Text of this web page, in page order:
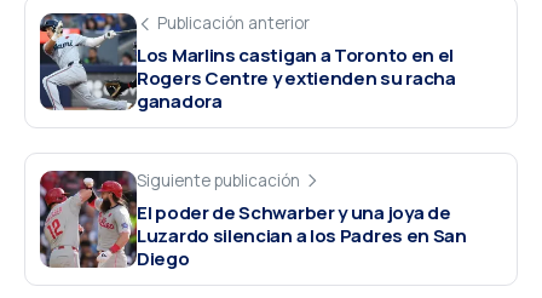
Publicación anterior
Los Marlins castigan a Toronto en el
Rogers Centre y extienden su racha
ganadora
Siguiente publicación
El poder de Schwarber y una joya de
Luzardo silencian a los Padres en San
Diego